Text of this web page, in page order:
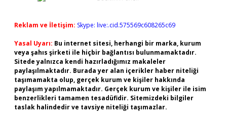
Reklam ve İletişim: Skype: live:.cid.575569c608265c69
Yasal Uyarı: Bu internet sitesi, herhangi bir marka, kurum
veya şahıs şirketi ile hiçbir bağlantısı bulunmamaktadır.
Sitede yalnızca kendi hazırladığımız makaleler
paylaşılmaktadır. Burada yer alan içerikler haber niteliği
taşımamakta olup, gerçek kurum ve kişiler hakkında
paylaşım yapılmamaktadır. Gerçek kurum ve kişiler ile isim
benzerlikleri tamamen tesadüfidir. Sitemizdeki bilgiler
taslak halindedir ve tavsiye niteliği taşımazlar.